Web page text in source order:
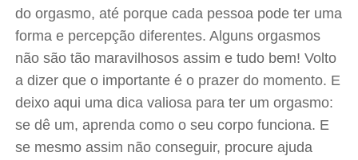
do orgasmo, até porque cada pessoa pode ter uma
forma e percepção diferentes. Alguns orgasmos
não são tão maravilhosos assim e tudo bem! Volto
a dizer que o importante é o prazer do momento. E
deixo aqui uma dica valiosa para ter um orgasmo:
se dê um, aprenda como o seu corpo funciona. E
se mesmo assim não conseguir, procure ajuda